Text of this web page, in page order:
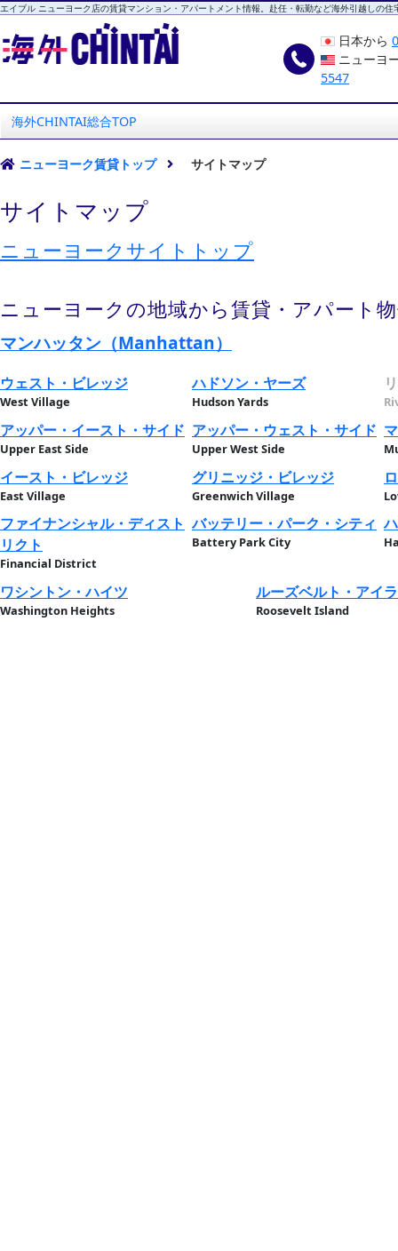
エイブル ニューヨーク店の賃貸マンション・アパートメント情報。赴任・転勤など海外引越しの住
日本から
ニューヨ
5547
海外CHINTAI総合TOP
ニューヨーク賃貸トップ サイトマップ
サイトマップ
ニューヨークサイトトップ
ニューヨークの地域から賃貸・アパート
マンハッタン（Manhattan）
ウェスト・ビレッジ
West Village
ハドソン・ヤーズ
Hudson Yards
アッパー・イースト・サイド
Upper East Side
アッパー・ウェスト・サイド
Upper West Side
イースト・ビレッジ
East Village
グリニッジ・ビレッジ
Greenwich Village
ファイナンシャル・ディスト
リクト
Financial District
バッテリー・パーク・シティ
Battery Park City
ワシントン・ハイツ
Washington Heights
ルーズベルト・アイ
Roosevelt Island